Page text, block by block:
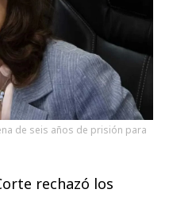
de seis años de prisión para
rechazó los